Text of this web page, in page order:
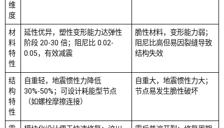
维
度
材
料
特
性
延性优异，塑性变形能力达弹性
阶段 20-30 倍；阻尼比 0.02-
0.05，有效减震
脆性材料，变形能力弱；
阻尼比高但易因裂缝导致
结构失效
结
构
特
性
自重轻，地震惯性力降低
30%-50%；可设计耗能型节点
（如螺栓摩擦连接）
自重大，地震惯性力大；
节点易发生脆性破坏